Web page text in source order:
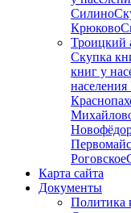
Силино
Крюково
Троицкий
Скупка
книг у
Роговское
Карта сайта
Документы
Политика